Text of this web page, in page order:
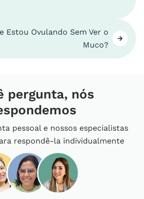
Estou Ovulando Sem Ver o
Muco?
pergunta, nós
pessoal e nossos especialistas
respondê-la individualmente